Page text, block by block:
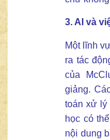
3. AI và
Một lĩnh
ra tác
của
giảng.
toán xử lý
học có
nội dung